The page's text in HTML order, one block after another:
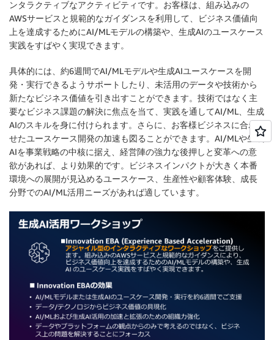
ンタラクティブなアクティビティです。お客様は、組み込みの
AWSサービスと規範的なガイダンスを利用して、ビジネス価値向
上を達成するためにAI/MLモデルの構築や、生成AIのユースケース
実践をすばやく実現できます。
具体的には、約6週間でAI/MLモデルや生成AIユースケースを開
発・実行できるようサポートしたり、未活用のデータや技術から
新たなビジネス価値を引き出すことができます。技術ではなく主
要なビジネス課題の解決に焦点を当て、実践を通してAI/ML、生成
AIのスキルを身に付けられます。さらに、お客様ビジネスに合わ
せたユースケース開発の加速も図ることができます。AI/MLや生成
AIを事業戦略の中核に据え、経営陣の強力な後押しと変革への意
欲があれば、より効果的です。ビジネスインパクトが大きく本番
環境への展開が見込めるユースケース、生産性や顧客体験、成長
分野でのAI/ML活用ニーズがあれば適しています。